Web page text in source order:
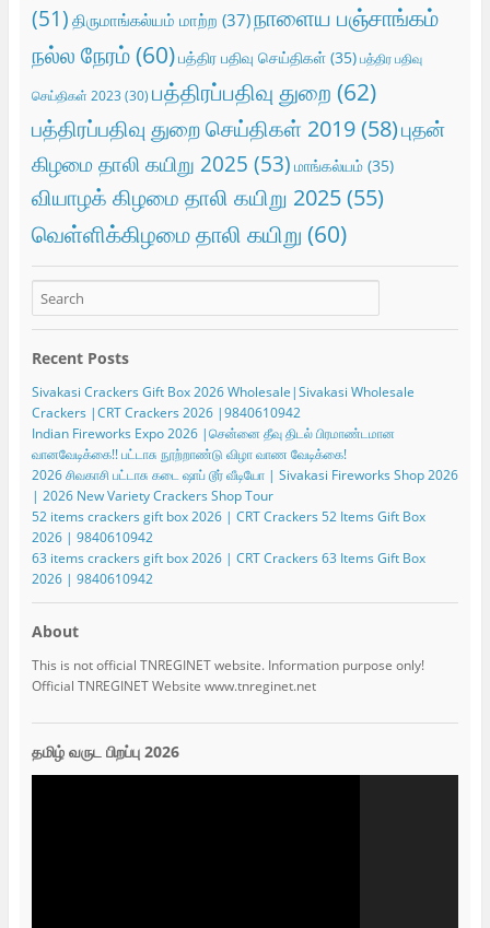
(51) திருமாங்கல்யம் மாற்ற (37)நாளைய பஞ்சாங்கம்
நல்ல நேரம்(60)பத்திர பதிவு செய்திகள்(35) பத்திர பதிவு
செய்திகள் 2023 (30) பத்திரப்பதிவு துறை (62)
பத்திரப்பதிவு துறை செய்திகள் 2019(58)புதன்
கிழமை தாலி கயிறு 2025 (53) மாங்கல்யம்(35)
வியாழக் கிழமை தாலி கயிறு 2025(55)
வெள்ளிக்கிழமை தாலி கயிறு (60)
Recent Posts
Sivakasi Crackers Gift Box 2026 Wholesale|Sivakasi Wholesale
Crackers |CRT Crackers 2026 |9840610942
Indian Fireworks Expo 2026 |சென்னை தீவு திடல் பிரமாண்டமான
வானவேடிக்கை!! பட்டாசு நூற்றாண்டு விழா வாண வேடிக்கை!
2026 சிவகாசி பட்டாசு கடை ஷாப் டூர் வீடியோ | Sivakasi Fireworks Shop 2026
| 2026 New Variety Crackers Shop Tour
52 items crackers gift box 2026 | CRT Crackers 52 Items Gift Box
2026 | 9840610942
63 items crackers gift box 2026 | CRT Crackers 63 Items Gift Box
2026 | 9840610942
About
This is not official TNREGINET website. Information purpose only!
Official TNREGINET Website www.tnreginet.net
தமிழ் வருட பிறப்பு 2026